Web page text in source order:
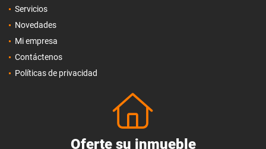
Servicios
Novedades
Mi empresa
Contáctenos
Políticas de privacidad
Oferte su inmueble